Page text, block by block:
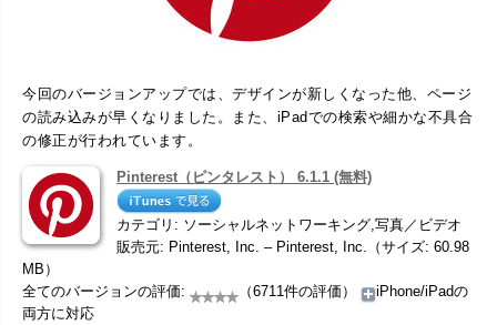
今回のバージョンアップでは、デザインが新しくなった他、ページ
の読み込みが早くなりました。また、iPadでの検索や細かな不具合
の修正が行われています。
Pinterest（ピンタレスト） 6.1.1 (無料)
カテゴリ: ソーシャルネットワーキング,写真／ビデオ
販売元: Pinterest, Inc. – Pinterest, Inc.（サイズ: 60.98
MB）
全てのバージョンの評価:
（6711件の評価）
iPhone/iPadの
両方に対応